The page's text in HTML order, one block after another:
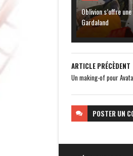
Oblivion s’offre
Gardaland
ARTICLE PRÉCÈDENT
Un making-of pour
POSTER UN